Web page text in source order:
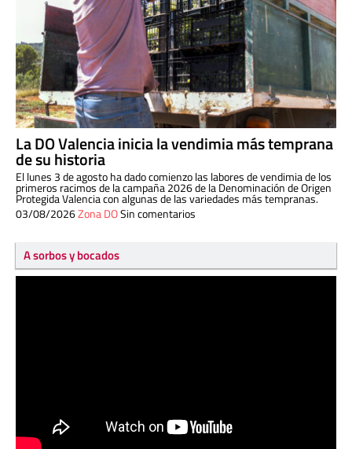
La DO Valencia inicia la vendimia más temprana
de su historia
El lunes 3 de agosto ha dado comienzo las labores de vendimia de los
primeros racimos de la campaña 2026 de la Denominación de Origen
Protegida Valencia con algunas de las variedades más tempranas.
03/08/2026Zona DOSin comentarios
A sorbos y bocados